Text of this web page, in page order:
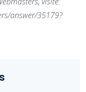
answer/35179?